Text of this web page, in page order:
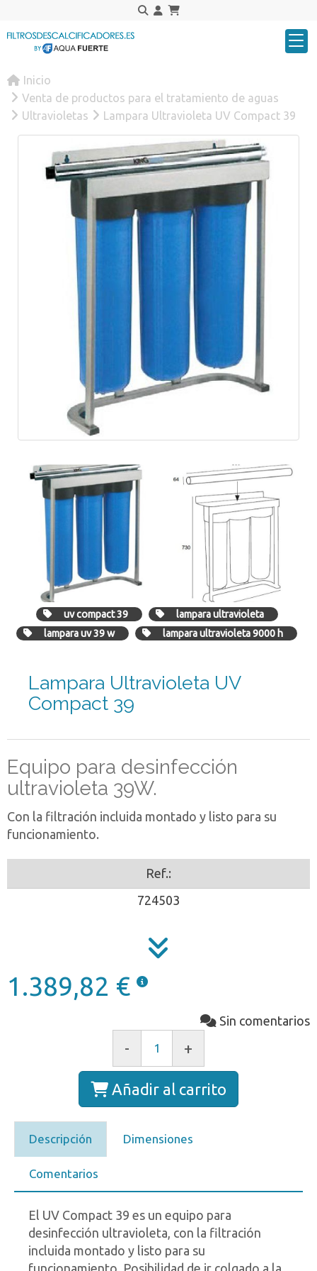
Inicio
Venta de productos para el tratamiento de aguas
Ultravioletas
Lampara Ultravioleta UV Compact 39
uv compact 39
lampara ultravioleta
lampara uv 39 w
lampara ultravioleta 9000 h
Lampara Ultravioleta UV
Compact 39
Equipo para desinfección
ultravioleta 39W.
Con la filtración incluida montado y listo para su
funcionamiento.
Ref.:
724503
1.389,82 €
Sin comentarios
- +
Añadir al carrito
Descripción Dimensiones
Comentarios
El UV Compact 39 es un equipo para
desinfección ultravioleta, con la filtración
incluida montado y listo para su
funcionamiento. Posibilidad de ir colgado a la